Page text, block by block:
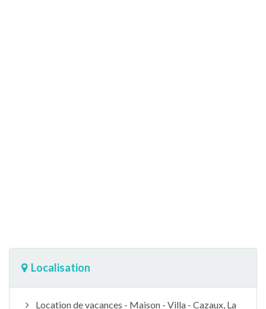
Localisation
Location de vacances - Maison - Villa - Cazaux, La